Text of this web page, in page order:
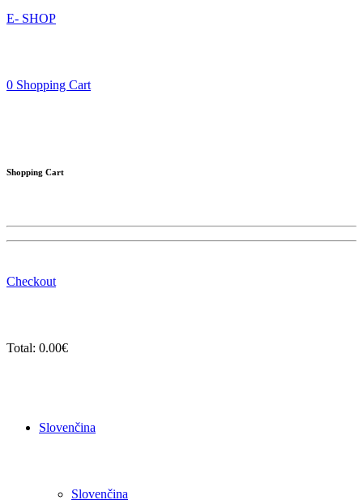
E- SHOP
0 Shopping Cart
Shopping Cart
Checkout
Total: 0.00€
Slovenčina
Slovenčina